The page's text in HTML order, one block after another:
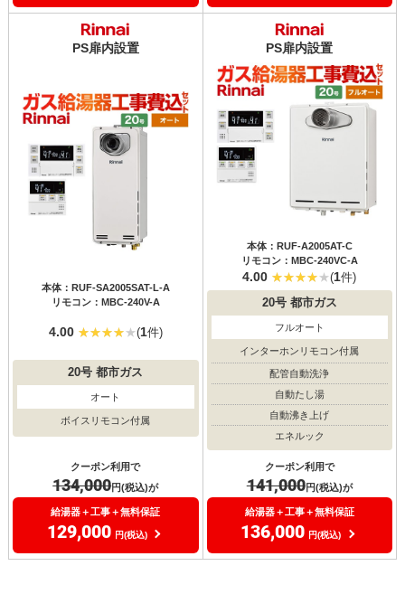
PS扉内設置
本体：RUF-SA2005SAT-L-A
リモコン：MBC-240V-A
4.00 (1件)
20号 都市ガス
オート
ボイスリモコン付属
クーポン利用で
134,000円(税込)が
給湯器＋工事＋無料保証
129,000 円(税込)
PS扉内設置
本体：RUF-A2005AT-C
リモコン：MBC-240VC-A
4.00 (1件)
20号都市ガス
フルオート
インターホンリモコン付属
配管自動洗浄
自動たし湯
自動沸き上げ
エネルック
クーポン利用で
141,000円(税込)が
給湯器＋工事＋無料保証
136,000 円(税込)